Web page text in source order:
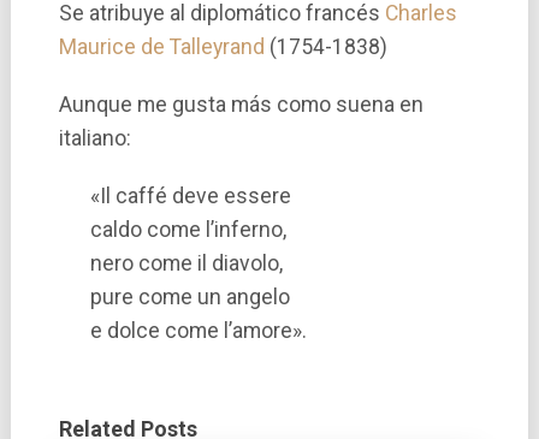
Se atribuye al diplomático francés Charles
Maurice de Talleyrand (1754-1838)
Aunque me gusta más como suena en
italiano:
«Il caffé deve essere
caldo come l’inferno,
nero come il diavolo,
pure come un angelo
e dolce come l’amore».
Related Posts